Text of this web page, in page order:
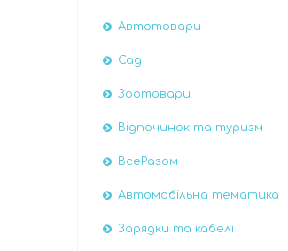
Автотовари
Сад
Зоотовари
Відпочинок та туризм
ВсеРазом
Автомобiльна тематика
Зарядки та кабелі